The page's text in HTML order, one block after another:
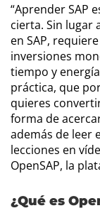
“Aprender SAP
cierta. Sin lugar
en SAP,
inversiones
tiempo y
práctica, que
quieres
forma de
además de leer
lecciones en
OpenSAP, la
¿Qué es